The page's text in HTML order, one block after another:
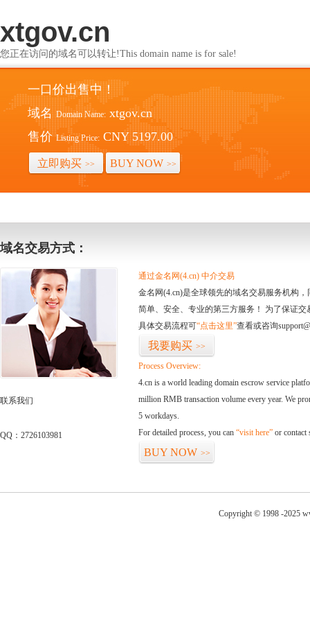
xtgov.cn
您正在访问的域名可以转让!This domain name is for sale!
一口价出售中！
域名 Domain Name: xtgov.cn
售价 Listing Price: CNY 5197.00
立即购买 >> BUY NOW >>
域名交易方式：
联系我们
QQ：2726103981
通过金名网(4.cn) 中介交易
金名网(4.cn)是全球领先的域名交易服务机构
简单、安全、专业的第三方服务！ 为了保证
具体交易流程可“点击这里”查看或咨询
我要购买 >>
Process Overview:
4.cn is a world leading domain escrow service
million RMB transaction volume every year. We
5 workdays.
For detailed process, you can “visit here” or contact
BUY NOW >>
Copyright © 1998 -2025